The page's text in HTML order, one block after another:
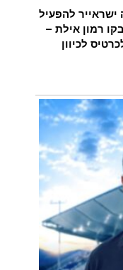
להפעיל
רמון אילת –